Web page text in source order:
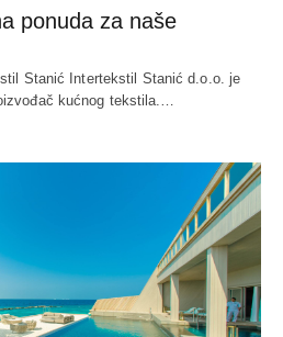
ponuda za naše
Stanić Intertekstil Stanić d.o.o. je
kućnog tekstila.…